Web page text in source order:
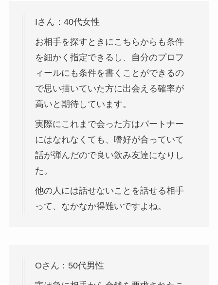
Iさん：40代女性
お相手を探すときにこちらからも条件
を細かく指定できるし、自分のプロフ
ィールにも条件を書くことができるの
で思い描いていた方に出会える確率が
高いと期待しています。
実際にこれまで会った方はパートナー
にはなれなくても、嗜好が合っていて
話が弾んだので良い飲み友達になりし
た。
他の人には話せないことを話せる相手
って、なかなか得難いですよね。
Oさん：50代男性